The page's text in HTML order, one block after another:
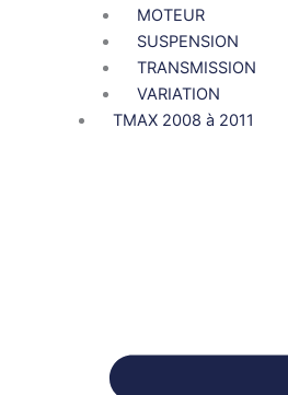
MOTEUR
SUSPENSION
TRANSMISSION
VARIATION
TMAX 2008 à 2011